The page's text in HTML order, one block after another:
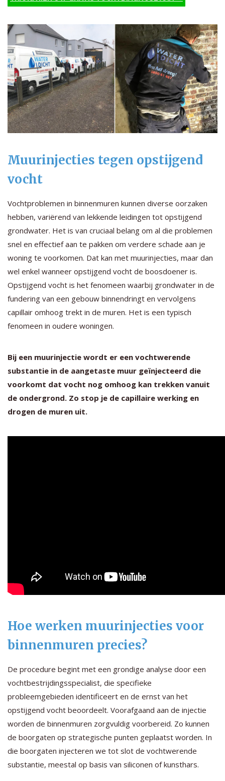
Muurinjecties tegen opstijgend
vocht
Vochtproblemen in binnenmuren kunnen diverse oorzaken
hebben, variërend van lekkende leidingen tot opstijgend
grondwater. Het is van cruciaal belang om al die problemen
snel en effectief aan te pakken om verdere schade aan je
woning te voorkomen. Dat kan met muurinjecties, maar dan
wel enkel wanneer opstijgend vocht de boosdoener is.
Opstijgend vocht is het fenomeen waarbij grondwater in de
fundering van een gebouw binnendringt en vervolgens
capillair omhoog trekt in de muren. Het is een typisch
fenomeen in oudere woningen.
Bij een muurinjectie wordt er een vochtwerende
substantie in de aangetaste muur geïnjecteerd die
voorkomt dat vocht nog omhoog kan trekken vanuit
de ondergrond. Zo stop je de capillaire werking en
drogen de muren uit.
Hoe werken muurinjecties voor
binnenmuren precies?
De procedure begint met een grondige analyse door een
vochtbestrijdingsspecialist, die specifieke
probleemgebieden identificeert en de ernst van het
opstijgend vocht beoordeelt. Voorafgaand aan de injectie
worden de binnenmuren zorgvuldig voorbereid. Zo kunnen
de boorgaten op strategische punten geplaatst worden. In
die boorgaten injecteren we tot slot de vochtwerende
substantie, meestal op basis van siliconen of kunsthars.